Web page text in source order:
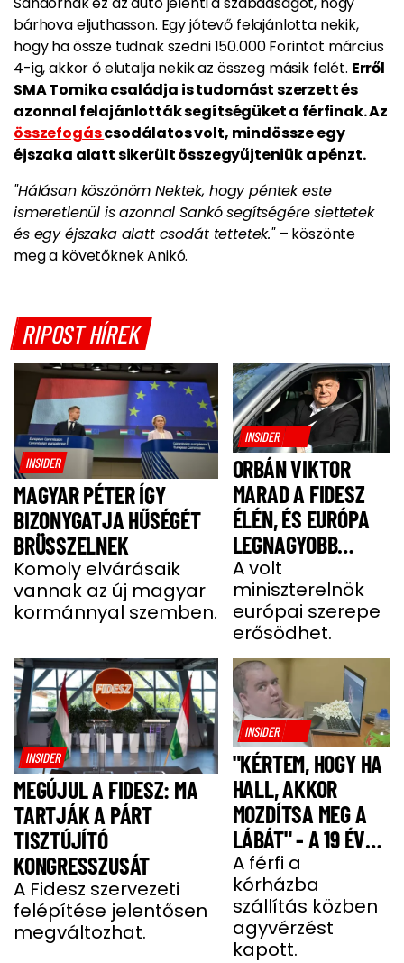
bárhova eljuthasson. Egy jótevő felajánlotta nekik,
hogy ha össze tudnak szedni 150.000 Forintot március
4-ig, akkor ő elutalja nekik az összeg másik felét. Erről
SMA Tomika családja is tudomást szerzett és
azonnal felajánlották segítségüket a férfinak. Az
összefogáscsodálatos volt, mindössze egy
éjszaka alatt sikerült összegyűjteniük a pénzt.
"Hálásan köszönöm Nektek, hogy péntek este
ismeretlenül is azonnal Sankó segítségére siettetek
és egy éjszaka alatt csodát tettetek." – köszönte
meg a követőknek Anikó.
RIPOST HÍREK
INSIDER
MAGYAR PÉTER ÍGY
BIZONYGATJA HŰSÉGÉT
BRÜSSZELNEK
Komoly elvárásaik
vannak az új magyar
kormánnyal szemben.
INSIDER
ORBÁN VIKTOR
MARAD A FIDESZ
ÉLÉN, ÉS EURÓPA
LEGNAGYOBB
JOBBOLDALI
SZÖVETSÉGÉT
ÉPÍTI TOVÁBB
A volt
miniszterelnök
európai szerepe
erősödhet.
INSIDER
MEGÚJUL A FIDESZ: MA
TARTJÁK A PÁRT
TISZTÚJÍTÓ
KONGRESSZUSÁT
A Fidesz szervezeti
felépítése jelentősen
megváltozhat.
INSIDER
"KÉRTEM, HOGY HA
HALL, AKKOR
MOZDÍTSA MEG A
LÁBÁT" - A 19 ÉVES
BENCE HÓNAPOKIG
KÓMÁBAN FEKÜDT
A BALESETE UTÁN
A férfi a
kórházba
szállítás közben
agyvérzést
kapott.